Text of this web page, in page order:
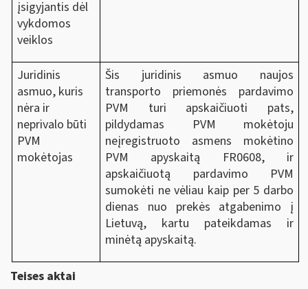
įsigyjantis dėl
vykdomos
veiklos
Juridinis
asmuo, kuris
nėra ir
neprivalo būti
PVM
mokėtojas
Šis juridinis asmuo naujos
transporto priemonės pardavimo
PVM turi apskaičiuoti pats,
pildydamas PVM mokėtoju
neįregistruoto asmens mokėtino
PVM apyskaitą FR0608, ir
apskaičiuotą pardavimo PVM
sumokėti ne vėliau kaip per 5 darbo
dienas nuo prekės atgabenimo į
Lietuvą, kartu pateikdamas ir
minėtą apyskaitą.
Teises aktai